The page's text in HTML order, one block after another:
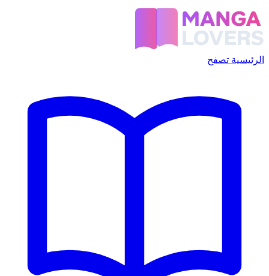
الرئيسية تصفح